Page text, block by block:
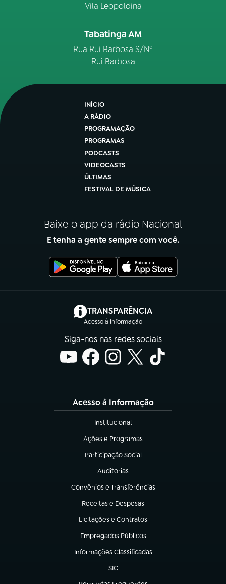
Vila Leopoldina
Tabatinga AM
Rua Rui Barbosa S/Nº
Rui Barbosa
INÍCIO
A RÁDIO
PROGRAMAÇÃO
PROGRAMAS
PODCASTS
VIDEOCASTS
ÚLTIMAS
FESTIVAL DE MÚSICA
Baixe o app da rádio Nacional
E tenha a gente sempre com você.
TRANSPARÊNCIA
Acesso à Informação
(abre em nova aba)
Siga-nos nas redes sociais
Acesso à Informação
Institucional
(abre em nova aba)
Ações e Programas
(abre em nova aba)
Participação Social
(abre em nova aba)
Auditorias
(abre em nova aba)
Convênios e Transferências
(abre em nova aba)
Receitas e Despesas
(abre em nova aba)
Licitações e Contratos
(abre em nova aba)
Empregados Públicos
(abre em nova aba)
Informações Classificadas
(abre em nova aba)
SIC
(abre em nova aba)